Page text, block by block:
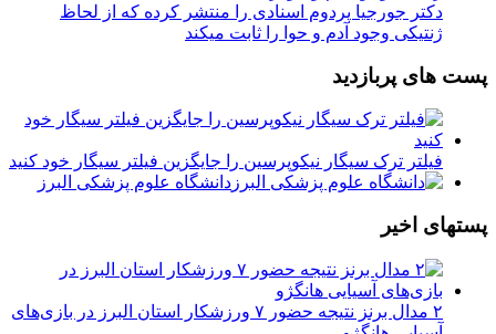
دکتر جورجیا پردوم اسنادی را منتشر کرده که از لحاظ
ژنتیکی وجود آدم و حوا را ثابت میکند
پست های پربازدید
فیلتر ترک سیگار نیکوپرسین را جایگزین فیلتر سیگار خود کنید
دانشگاه علوم پزشکی البرز
پستهای اخیر
۲ مدال برنز نتیجه حضور ۷ ورزشکار استان البرز در بازی‌های